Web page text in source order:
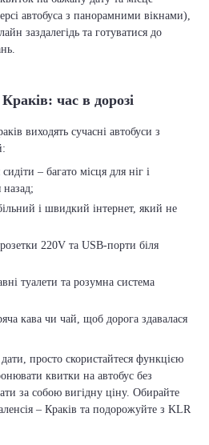
автобуса з панорамними вікнами),
заздалегідь та готуватися до
час в дорозі
виходять сучасні автобуси з
– багато місця для ніг і
назад;
і швидкий інтернет, який не
220V та USB-порти біля
туалети та розумна система
кава чи чай, щоб дорога здавалася
просто скористайтеся функцією
квитки на автобус без
за собою вигідну ціну. Обирайте
– Краків та подорожуйте з KLR